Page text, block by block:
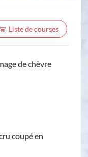
Liste de courses
de chèvre
coupé en